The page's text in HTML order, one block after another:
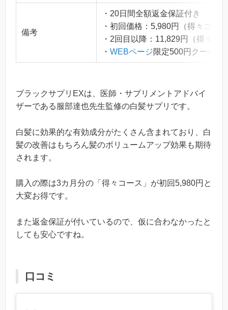
備考
・20日間全額返金保証付き
・初回価格：5,980円（得々コー
・2回目以降：11,829円（得々コ
・ WEBページ限定500円クーポン
ブラックサプリEXは、医師・サプリメントアドバイ
ザーである服部達也先生監修の白髪サプリです。
白髪に効果的な有効成分がたくさん含まれており、白
髪の改善はもちろん髪のボリュームアップ効果も期待
されます。
購入の際は3カ月分の「得々コース」が初回5,980円と
大変お得です。
また返金保証が付いているので、仮に合わなかったと
しても安心ですね。
口コミ